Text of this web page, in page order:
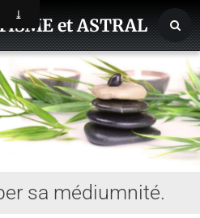
et ASTRAL
sa médiumnité.